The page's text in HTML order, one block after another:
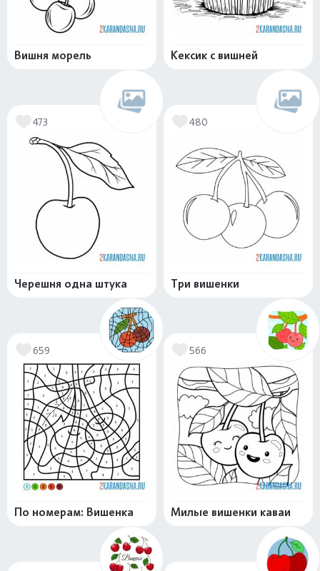
Вишня морель Кексик с вишней
473
Черешня одна штука
480
Три вишенки
659
По номерам: Вишенка
566
Милые вишенки каваи